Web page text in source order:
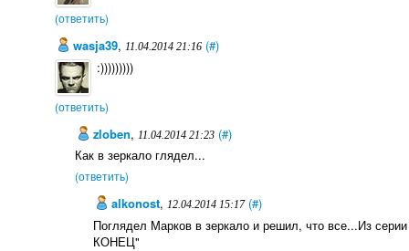
(ответить)
wasja39,11.04.2014 21:16 (#)
:)))))))))
(ответить)
zloben, 11.04.2014 21:23 (#)
Как в зеркало глядел...
(ответить)
alkonost,12.04.2014 15:17 (#)
Поглядел Марков в зеркало и решил, что все...Из
КОНЕЦ"